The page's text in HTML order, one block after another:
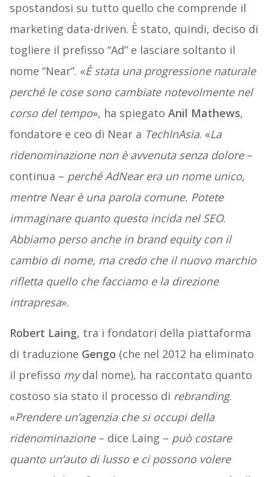
spostandosi su tutto quello che comprende il
marketing data-driven. È stato, quindi, deciso di
togliere il prefisso “Ad” e lasciare soltanto il
nome “Near”. «È stata una progressione naturale
perché le cose sono cambiate notevolmente nel
corso del tempo», ha spiegato Anil Mathews,
fondatore e ceo di Near a TechInAsia. «La
ridenominazione non è avvenuta senza dolore–
continua – perché AdNear era un nome unico,
mentre Near è una parola comune. Potete
immaginare quanto questo incida nel SEO.
Abbiamo perso anche in brand equity con il
cambio di nome, ma credo che il nuovo marchio
rifletta quello che facciamo e la direzione
intrapresa».
Robert Laing, tra i fondatori della piattaforma
di traduzione Gengo (che nel 2012 ha eliminato
il prefisso mydal nome), ha raccontato quanto
costoso sia stato il processo di rebranding.
«Prendere un’agenzia che si occupi della
ridenominazione– dice Laing – può costare
quanto un’auto di lusso e ci possono volere